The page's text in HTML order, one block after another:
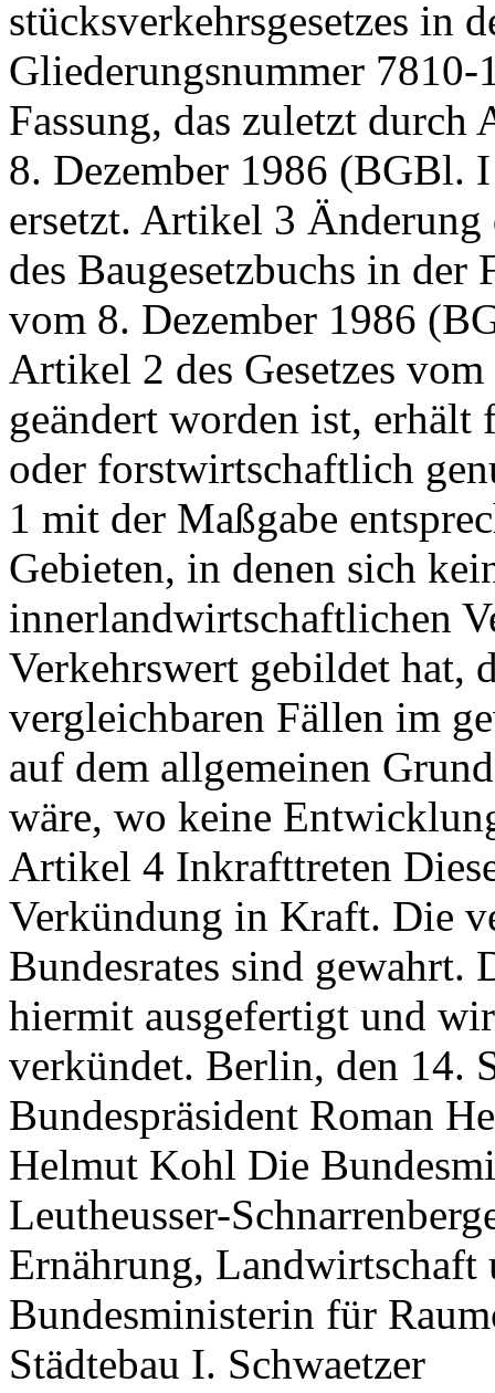
stücksverkehrsgesetzes in
Gliederungsnummer
Fassung, das zuletzt durch
8. Dezember 1986 (BGBl.
ersetzt. Artikel 3 Änderung
des Baugesetzbuchs in der
vom 8. Dezember 1986
Artikel 2 des Gesetzes
geändert worden ist,
oder forstwirtschaftlich
1 mit der Maßgabe
Gebieten, in denen sich
innerlandwirtschaftlichen
Verkehrswert gebildet hat,
vergleichbaren Fällen im
auf dem allgemeinen
wäre, wo keine
Artikel 4 Inkrafttreten
Verkündung in Kraft. Die
Bundesrates sind gewahrt.
hiermit ausgefertigt und
verkündet. Berlin, den 14.
Bundespräsident Roman
Helmut Kohl Die
Leutheusser-
Ernährung, Landwirtschaft
Bundesministerin für
Städtebau I. Schwaetzer